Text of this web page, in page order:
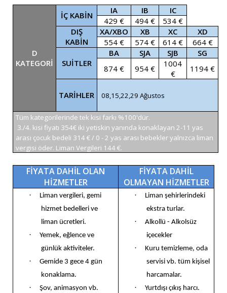
D
KATEGORİ
İÇ KABİN IA IB
IC
429 €
494 €
534 €
DIŞ
KABİN
XA/XBO XB XC
XD
554 €
574 € 614 € 664 €
SUİTLER
BA SJA SJB
SG
874 €
954 €
1004
€
1194 €
TARİHLER 08,15,22,29 Ağustos
Tüm kategorilerinde tek kisi farkı %100'dür.
3./4. kisi fiyatı 354€ iki yetiskin yanında konaklayan 2-11 yas
arası çocuk bedeli 314 € / 0 - 2 yas arası bebekler yalnızca liman
vergisi öder. Liman Vergileri 144 €.
FİYATA DAHİL OLAN
HİZMETLER
FİYATA DAHİL
OLMAYAN HİZMETLER
·
Liman vergileri, gemi
hizmet bedelleri ve
liman ücretleri.
·
Yemek, eğlence ve
günlük aktiviteler.
·
Gemide 3 gece 4 gün
konaklama.
·
Şov, animasyon vb.
·
Liman şehirlerindeki
ekstra turlar.
·
Alkollü - Alkolsüz
içecekler
·
Kuru temizleme, oda
servisi vb. tüm kişisel
harcamalar.
· Yurtdışı çıkış harcı.